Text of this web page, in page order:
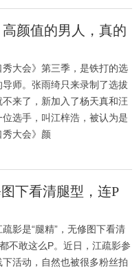
颜值的男人，真的
秀大会》第三季，是铁打的选
师。张雨绮只来录制了选拔
来了，新加入了杨天真和汪
选手，叫江梓浩，被认为是
秀大会》颜
下看清腿型，连P
影是“腿精”，无修图下看清
不敢这么P。近日，江疏影参
下活动，自然也被很多粉丝拍